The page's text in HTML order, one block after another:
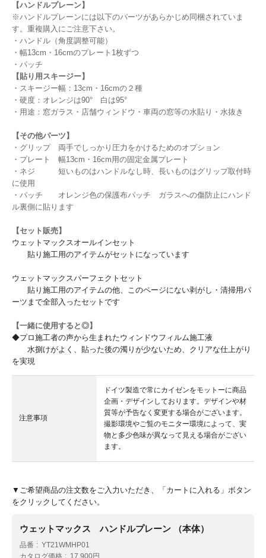
【ハンドルプレーン】
※ハンドルプレーンには以下のパーツがあらかじめ同梱されていま
す。重複購入にご注意下さい。
・ハンドル（角度調整可能）
・幅13cm・16cmのプレート1枚ずつ
・パッチ
【貼り用スキージー】
・スキージー幅：13cm・16cmの２種
・硬度：オレンジは90° 白は95°
・用途：窓ガラス・店舗ウィンドウ・車両の窓等の水貼り・水抜き
【その他パーツ】
・グリップ 両手でしっかり圧力をかけるためのオプション
・プレート 幅13cm・16cm用の固定金属プレート
・ネジ 短いものはハンドルなし時、長いものはグリップ取付時
に使用
・パッチ オレンジ色の保護布パッチ ガラスへの傷防止にハンド
ル裏側に貼ります
【セット販売】
ウェットマックスオールインセット
貼り施工用のアイテムがセットになっています
ウェットマックスパーフェクトセット
貼り施工用のアイテムの他、このページにない剥がし・清掃用パ
ーツまで全部入ったセットです
【一緒に使用すると◎】
◆プロ施工者の声から生まれたウィンドウフィルム施工液
水捌けがよく、貼った後の濁りが少ないため、クリアな仕上がり
を実現
注意事項
ドイツ製造で常にカイゼンをモットーに商品
企画・デザインしております。デザインや材
質等が予告なく変更する場合がございます。
撮影環境やご覧のモニター環境によって、実
物と多少色味が異なって見える場合がござい
ます。
▼ご希望商品の注文数をご入力いただき、「カートに入れる」ボタン
をクリックしてください。
ウェットマックス ハンドルプレーン （本体）
品番
YT21WMHP01
カタログ価格
17,900円